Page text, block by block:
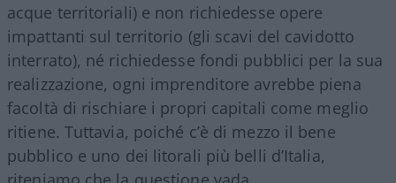
acque territoriali) e non richiedesse opere
impattanti sul territorio (gli scavi del cavidotto
interrato), né richiedesse fondi pubblici per la sua
realizzazione, ogni imprenditore avrebbe piena
facoltà di rischiare i propri capitali come meglio
ritiene. Tuttavia, poiché c’è di mezzo il bene
pubblico e uno dei litorali più belli d’Italia,